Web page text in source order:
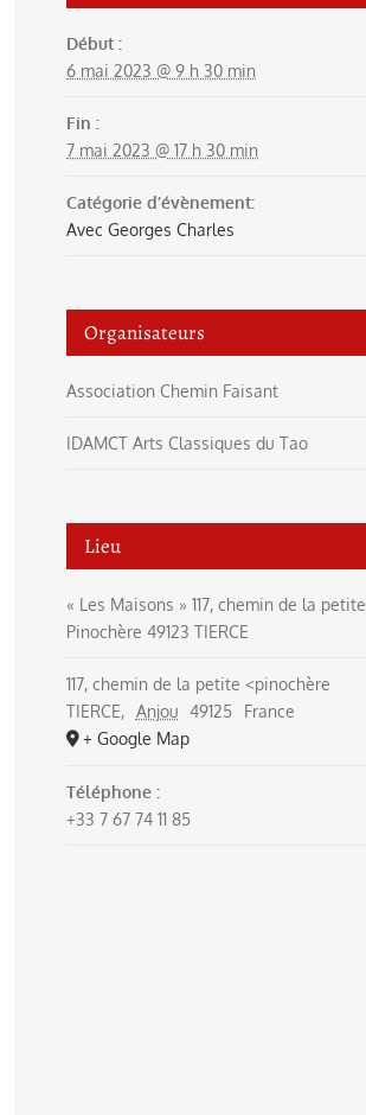
Début :
6 mai 2023 @ 9 h 30 min
Fin :
7 mai 2023 @ 17 h 30 min
Catégorie d’évènement:
Avec Georges Charles
Organisateurs
Association Chemin Faisant
IDAMCT Arts Classiques du Tao
Lieu
« Les Maisons » 117, chemin de la petite
Pinochère 49123 TIERCE
117, chemin de la petite <pinochère
TIERCE, Anjou 49125
France
+ Google Map
Téléphone :
+33 7 67 74 11 85